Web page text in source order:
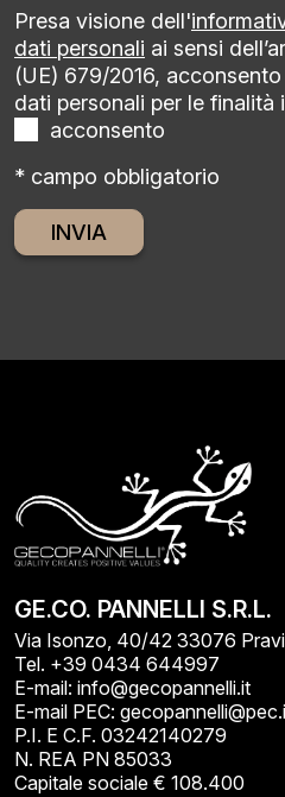
Presa visione dell'
dati personali ai sensi
(UE) 679/2016,
dati personali per le finalità
acconsento
* campo obbligatorio
GE.CO. PANNELLI S.R.L.
Via Isonzo, 40/42 33076
Tel. +39 0434 644997
E-mail: info@gecopannelli.it
E-mail PEC:
P.I. E C.F. 03242140279
N. REA PN 85033
Capitale sociale € 108.400